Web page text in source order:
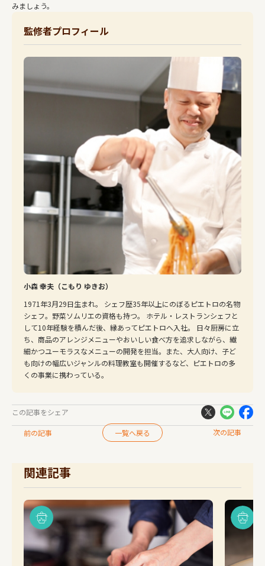
みましょう。
監修者プロフィール
小森 幸夫（こもり ゆきお）
1971年3月29日生まれ。 シェフ歴35年以上にのぼるピエトロの名物
シェフ。野菜ソムリエの資格も持つ。 ホテル・レストランシェフと
して10年経験を積んだ後、縁あってピエトロへ入社。 日々厨房に立
ち、商品のアレンジメニューやおいしい食べ方を追求しながら、繊
細かつユーモラスなメニューの開発を担当。また、大人向け、子ど
も向けの幅広いジャンルの料理教室も開催するなど、ピエトロの多
くの事業に携わっている。
この記事をシェア
前の記事 一覧へ戻る 次の記事
関連記事